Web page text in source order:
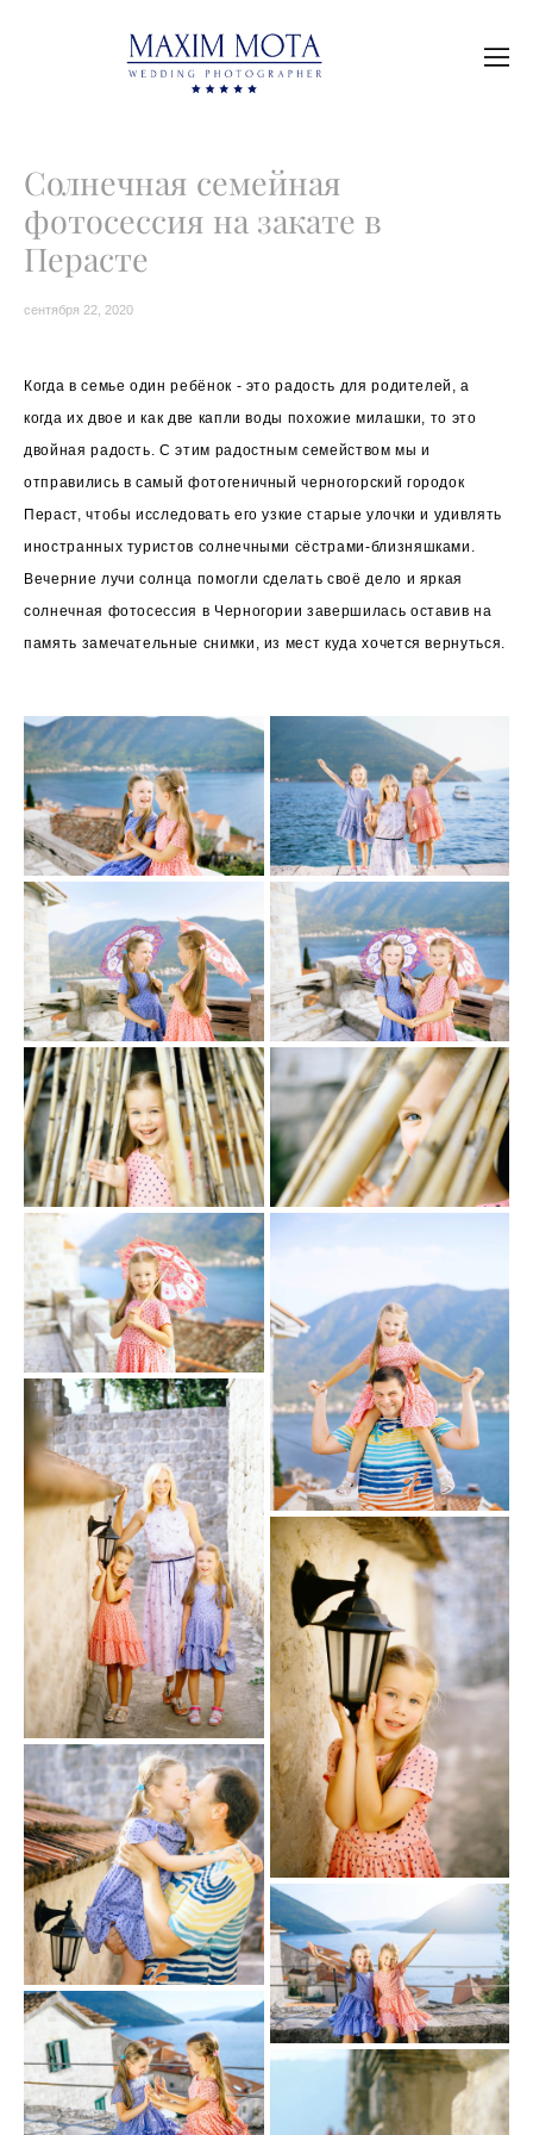
Солнечная семейная
фотосессия на закате в
Перасте
сентября 22, 2020
Когда в семье один ребёнок - это радость для родителей, а
когда их двое и как две капли воды похожие милашки, то это
двойная радость. С этим радостным семейством мы и
отправились в самый фотогеничный черногорский городок
Пераст, чтобы исследовать его узкие старые улочки и удивлять
иностранных туристов солнечными сёстрами-близняшками.
Вечерние лучи солнца помогли сделать своё дело и яркая
солнечная фотосессия в Черногории завершилась оставив на
память замечательные снимки, из мест куда хочется вернуться.